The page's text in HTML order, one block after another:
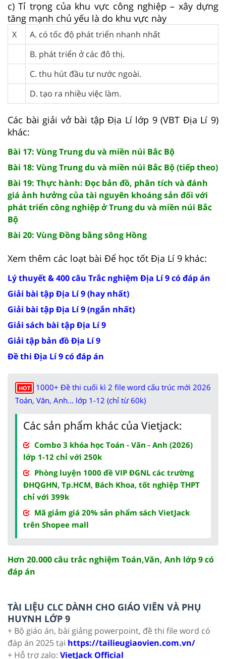
c) Tỉ trọng của khu vực công nghiệp – xây dựng
tăng mạnh chủ yếu là do khu vực này
X
A. có tốc độ phát triển nhanh nhất
B. phát triển ở các đô thị.
C. thu hút đầu tư nước ngoài.
D. tạo ra nhiều việc làm.
Các bài giải vở bài tập Địa Lí lớp 9 (VBT Địa Lí 9)
khác:
Bài 17: Vùng Trung du và miền núi Bắc Bộ
Bài 18: Vùng Trung du và miền núi Bắc Bộ (tiếp theo)
Bài 19: Thực hành: Đọc bản đồ, phân tích và đánh
giá ảnh hưởng của tài nguyên khoáng sản đối với
phát triển công nghiệp ở Trung du và miền núi Bắc
Bộ
Bài 20: Vùng Đồng bằng sông Hồng
Xem thêm các loạt bài Để học tốt Địa Lí 9 khác:
Lý thuyết & 400 câu Trắc nghiệm Địa Lí 9 có đáp án
Giải bài tập Địa Lí 9 (hay nhất)
Giải bài tập Địa Lí 9 (ngắn nhất)
Giải sách bài tập Địa Lí 9
Giải tập bản đồ Địa Lí 9
Đề thi Địa Lí 9 có đáp án
HOT
1000+ Đề thi cuối kì 2 file word cấu trúc mới 2026
Toán, Văn, Anh... lớp 1-12 (chỉ từ 60k)
Các sản phẩm khác của Vietjack:
Combo 3 khóa học Toán - Văn - Anh (2026)
lớp 1-12 chỉ với 250k
Phòng luyện 1000 đề VIP ĐGNL các trường
ĐHQGHN, Tp.HCM, Bách Khoa, tốt nghiệp THPT
chỉ với 399k
Mã giảm giá 20% sản phẩm sách VietJack
trên Shopee mall
Hơn 20.000 câu trắc nghiệm Toán,Văn, Anh lớp 9 có
đáp án
TÀI LIỆU CLC DÀNH CHO GIÁO VIÊN VÀ PHỤ
HUYNH LỚP 9
+ Bộ giáo án, bài giảng powerpoint, đề thi file word có
đáp án 2025 tại https://tailieugiaovien.com.vn/
+ Hỗ trợ zalo: VietJack Official